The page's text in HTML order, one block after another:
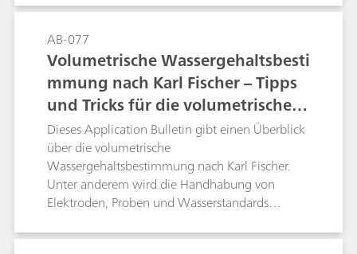
Carboxylendgruppen; Perchlorsäure für
Aminoendgruppen) ist eine Verbesserung
möglich.Mit der Wahl von Benzylalkohol als
Lösungsmittel wurde ebenfalls eine
Verbesserung in der Auswertbarkeit erzielt.
Ebenfalls wichtig ist die Wahl der
Elektrodenkombination und der
Messanordnung.Die Differenzpotentiometrie
mit der Dreielektrodentechnik bewirkt bei
Titrationen in schlecht leitenden Lösungen eine
starke Verbessserung. Verrauschte Signale
werden eliminiert.
AB-077
Volumetrische Wassergehaltsbesti
mmung nach Karl Fischer – Tipps
und Tricks für die volumetrische K
arl-Fischer-Titration
Dieses Application Bulletin gibt einen Überblick
über die volumetrische
Wassergehaltsbestimmung nach Karl Fischer.
Unter anderem wird die Handhabung von
Elektroden, Proben und Wasserstandards
Parameter entsprechen der Norm ASTM E203.